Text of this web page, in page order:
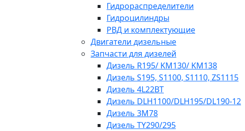
Гидрораспределители
Гидроцилиндры
РВД и комплектующие
Двигатели дизельные
Запчасти для дизелей
Дизель R195/ KM130/ KM138
Дизель S195, S1100, S1110, ZS1115
Дизель 4L22BT
Дизель DLH1100/DLH195/DL190-12
Дизель 3М78
Дизель TY290/295